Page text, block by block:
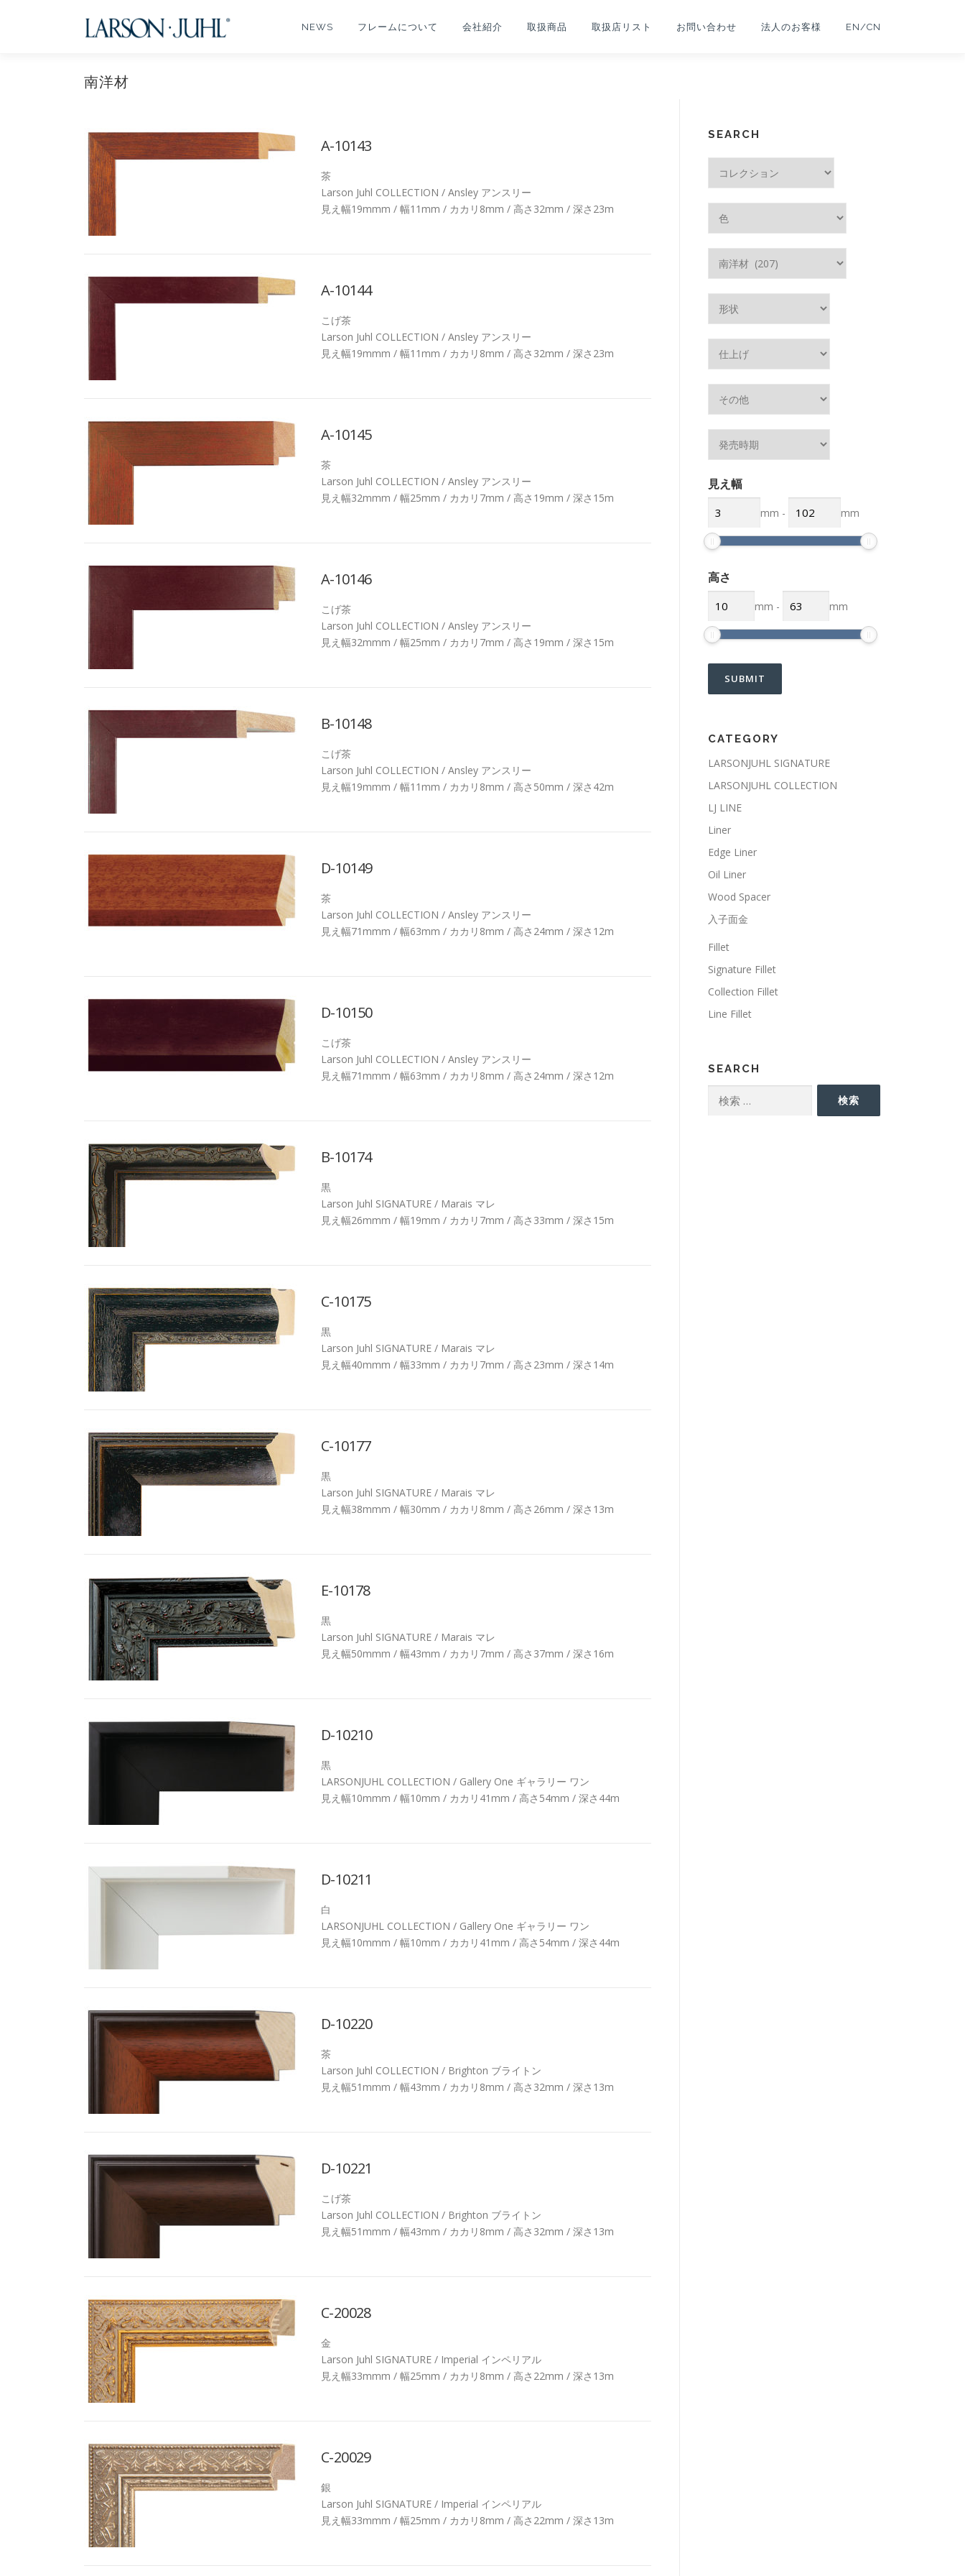
NEWS フレームについて 会社紹介 取扱商品 取扱店リスト お問い合わせ 法人のお客様 EN/CN
南洋材
A-10143
茶
Larson Juhl COLLECTION / Ansley アンスリー
見え幅19mmm / 幅11mm / カカリ8mm / 高さ32mm / 深さ23m
A-10144
こげ茶
Larson Juhl COLLECTION / Ansley アンスリー
見え幅19mmm / 幅11mm / カカリ8mm / 高さ32mm / 深さ23m
A-10145
茶
Larson Juhl COLLECTION / Ansley アンスリー
見え幅32mmm / 幅25mm / カカリ7mm / 高さ19mm / 深さ15m
A-10146
こげ茶
Larson Juhl COLLECTION / Ansley アンスリー
見え幅32mmm / 幅25mm / カカリ7mm / 高さ19mm / 深さ15m
B-10148
こげ茶
Larson Juhl COLLECTION / Ansley アンスリー
見え幅19mmm / 幅11mm / カカリ8mm / 高さ50mm / 深さ42m
D-10149
茶
Larson Juhl COLLECTION / Ansley アンスリー
見え幅71mmm / 幅63mm / カカリ8mm / 高さ24mm / 深さ12m
D-10150
こげ茶
Larson Juhl COLLECTION / Ansley アンスリー
見え幅71mmm / 幅63mm / カカリ8mm / 高さ24mm / 深さ12m
B-10174
黒
Larson Juhl SIGNATURE / Marais マレ
見え幅26mmm / 幅19mm / カカリ7mm / 高さ33mm / 深さ15m
C-10175
黒
Larson Juhl SIGNATURE / Marais マレ
見え幅40mmm / 幅33mm / カカリ7mm / 高さ23mm / 深さ14m
C-10177
黒
Larson Juhl SIGNATURE / Marais マレ
見え幅38mmm / 幅30mm / カカリ8mm / 高さ26mm / 深さ13m
E-10178
黒
Larson Juhl SIGNATURE / Marais マレ
見え幅50mmm / 幅43mm / カカリ7mm / 高さ37mm / 深さ16m
D-10210
黒
LARSONJUHL COLLECTION / Gallery One ギャラリー ワン
見え幅10mmm / 幅10mm / カカリ41mm / 高さ54mm / 深さ44m
D-10211
白
LARSONJUHL COLLECTION / Gallery One ギャラリー ワン
見え幅10mmm / 幅10mm / カカリ41mm / 高さ54mm / 深さ44m
D-10220
茶
Larson Juhl COLLECTION / Brighton ブライトン
見え幅51mmm / 幅43mm / カカリ8mm / 高さ32mm / 深さ13m
D-10221
こげ茶
Larson Juhl COLLECTION / Brighton ブライトン
見え幅51mmm / 幅43mm / カカリ8mm / 高さ32mm / 深さ13m
C-20028
金
Larson Juhl SIGNATURE / Imperial インペリアル
見え幅33mmm / 幅25mm / カカリ8mm / 高さ22mm / 深さ13m
C-20029
銀
Larson Juhl SIGNATURE / Imperial インペリアル
見え幅33mmm / 幅25mm / カカリ8mm / 高さ22mm / 深さ13m
SEARCH
見え幅
mm - mm
高さ
mm - mm
CATEGORY
LARSONJUHL SIGNATURE
LARSONJUHL COLLECTION
LJ LINE
Liner
Edge Liner
Oil Liner
Wood Spacer
入子面金
Fillet
Signature Fillet
Collection Fillet
Line Fillet
SEARCH
検索